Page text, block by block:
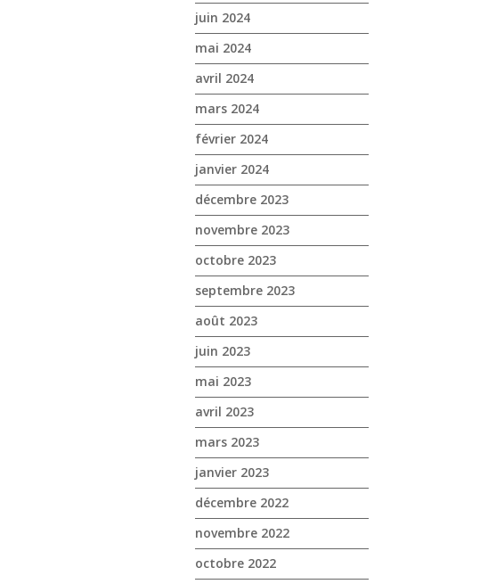
juin 2024
mai 2024
avril 2024
mars 2024
février 2024
janvier 2024
décembre 2023
novembre 2023
octobre 2023
septembre 2023
août 2023
juin 2023
mai 2023
avril 2023
mars 2023
janvier 2023
décembre 2022
novembre 2022
octobre 2022